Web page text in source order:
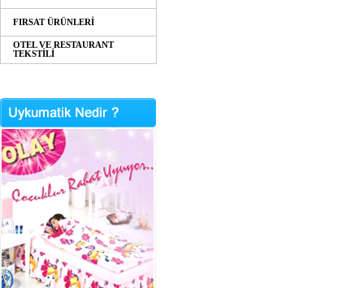
FIRSAT ÜRÜNLERİ
OTEL VE RESTAURANT
TEKSTİLİ